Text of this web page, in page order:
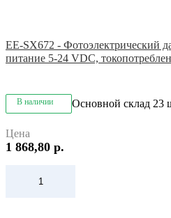
EE-SX672 - Фотоэлектрический
питание 5-24 VDC,
В наличии Основной склад 23
Цена
1 868,80 р.